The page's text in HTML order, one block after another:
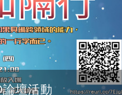
壇活動